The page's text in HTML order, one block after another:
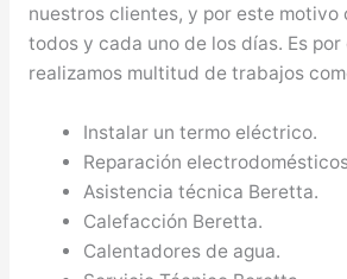
nuestros clientes, y por este motivo
todos y cada uno de los días. Es por
realizamos multitud de trabajos
Instalar un termo eléctrico.
Reparación
Asistencia técnica Beretta.
Calefacción Beretta.
Calentadores de agua.